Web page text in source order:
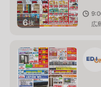
6枚
広